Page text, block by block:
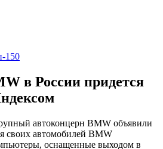
150
в России придется
автоконцерн BMW объявили
своих автомобилей BMW
оснащенные выходом в